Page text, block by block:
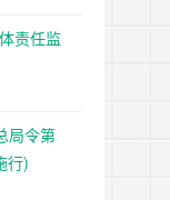
责任监
局令第
行)